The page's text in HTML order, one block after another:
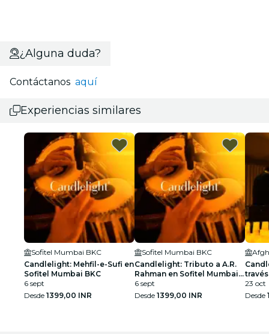
¿Alguna duda?
Contáctanos aquí
Experiencias similares
Sofitel Mumbai BKC
Candlelight: Mehfil-e-Sufi en
Sofitel Mumbai BKC
6 sept
Desde 1399,00 INR
Sofitel Mumbai BKC
Candlelight: Tributo a A.R.
Rahman en Sofitel Mumbai
BKC
6 sept
Desde 1399,00 INR
23 oct
Desde